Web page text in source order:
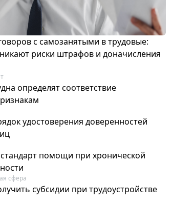
с самозанятыми в трудовые:
риски штрафов и доначисления
определят соответствие
удостоверения доверенностей
помощи при хронической
сфера
субсидии при трудоустройстве